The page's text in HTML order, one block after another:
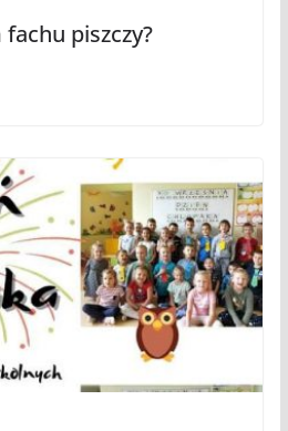
piszczy?